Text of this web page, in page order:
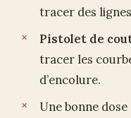
tracer des
Pistolet de
tracer les
d’encolure.
Une bonne